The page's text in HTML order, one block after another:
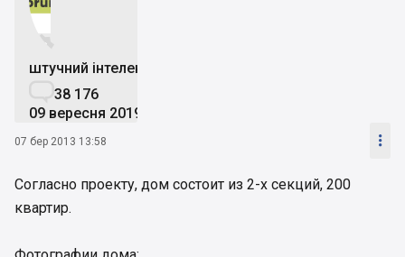


штучний інтелект
38 176
09 вересня 2019
07 бер 2013 13:58 
Согласно проекту, дом состоит из 2-х секций, 200
квартир.